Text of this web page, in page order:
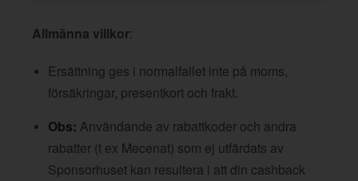
Allmänna villkor:
Ersättning ges i normalfallet inte på moms,
försäkringar, presentkort och frakt.
Obs: Användande av rabattkoder och andra
rabatter (t ex Mecenat) som ej utfärdats av
Sponsorhuset kan resultera i att din cashback